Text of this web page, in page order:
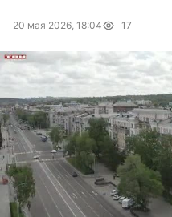
20 мая 2026, 18:04 17